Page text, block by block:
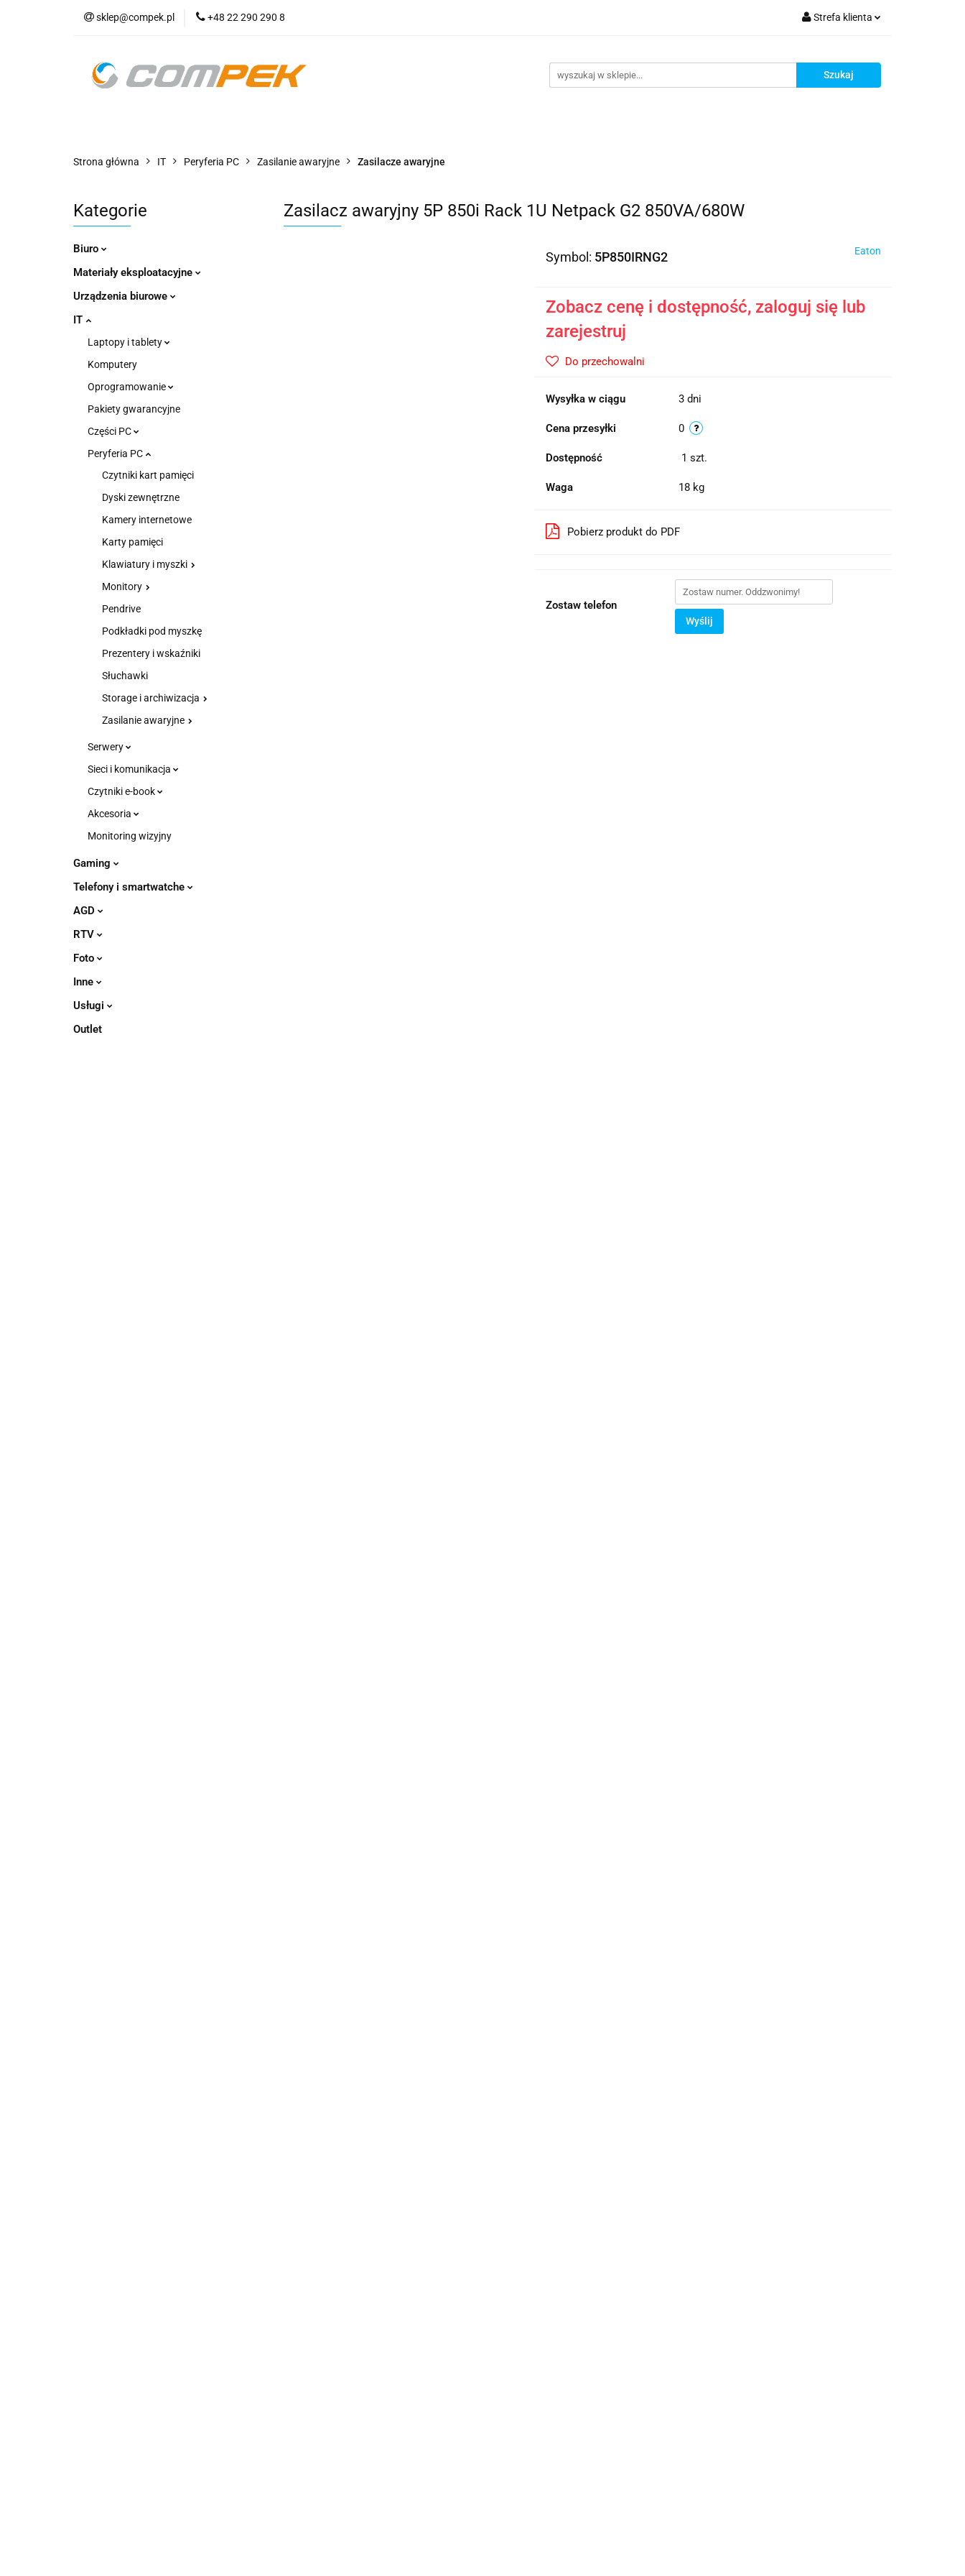
sklep@compek.pl +48 22 290 290 8 Strefa klienta
Zarejestruj się
O nas
Strona główna IT Peryferia PC Zasilanie awaryjne Zasilacze awaryjne
Kategorie
Biuro
Materiały eksploatacyjne
Urządzenia biurowe
IT
Laptopy i tablety
Komputery
Oprogramowanie
Pakiety gwarancyjne
Części PC
Peryferia PC
Czytniki kart pamięci
Dyski zewnętrzne
Kamery internetowe
Karty pamięci
Klawiatury i myszki
Monitory
Pendrive
Podkładki pod myszkę
Prezentery i wskaźniki
Słuchawki
Storage i archiwizacja
Zasilanie awaryjne
Serwery
Sieci i komunikacja
Czytniki e-book
Akcesoria
Monitoring wizyjny
Gaming
Telefony i smartwatche
AGD
RTV
Foto
Inne
Usługi
Outlet
Zasilacz awaryjny 5P 850i Rack 1U Netpack G2 850VA/680W
Symbol: 5P850IRNG2 Eaton
Zobacz cenę i dostępność, zaloguj się lub
zarejestruj
Do przechowalni
Wysyłka w ciągu 3 dni
Cena przesyłki 0
Dostępność 1 szt.
Waga 18 kg
Pobierz produkt do PDF
Zostaw telefon
Wyślij